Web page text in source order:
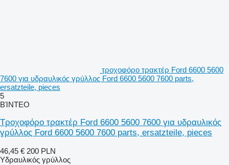
τροχοφόρο τρακτέρ Ford 6600 5600
7600 για υδραυλικός γρύλλος Ford 6600 5600 7600 parts,
ersatzteile, pieces
5
ΒΊΝΤΕΟ
Τροχοφόρο τρακτέρ Ford 6600 5600 7600 για υδραυλικός
γρύλλος Ford 6600 5600 7600 parts, ersatzteile, pieces
46,45 € 200 PLN
Υδραυλικός γρύλλος